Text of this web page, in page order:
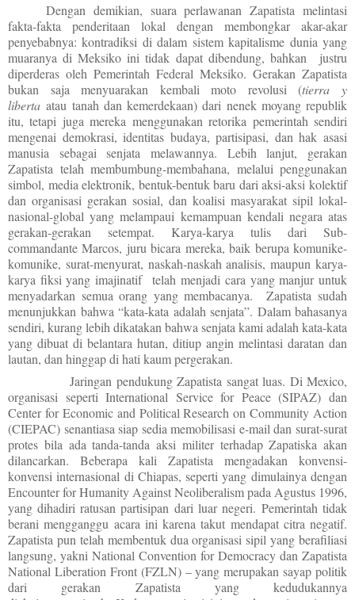
Dengan demikian, suara perlawanan Zapatista melintasi
fakta-fakta penderitaan lokal dengan membongkar akar-akar
penyebabnya: kontradiksi di dalam sistem kapitalisme dunia yang
muaranya di Meksiko ini tidak dapat dibendung, bahkan justru
diperderas oleh Pemerintah Federal Meksiko. Gerakan Zapatista
bukan saja menyuarakan kembali moto revolusi (tierra y
liberta atau tanah dan kemerdekaan) dari nenek moyang republik
itu, tetapi juga mereka menggunakan retorika pemerintah sendiri
mengenai demokrasi, identitas budaya, partisipasi, dan hak asasi
manusia sebagai senjata melawannya. Lebih lanjut, gerakan
Zapatista telah membumbung-membahana, melalui penggunakan
simbol, media elektronik, bentuk-bentuk baru dari aksi-aksi kolektif
dan organisasi gerakan sosial, dan koalisi masyarakat sipil lokal-
nasional-global yang melampaui kemampuan kendali negara atas
gerakan-gerakan setempat. Karya-karya tulis dari Sub-
commandante Marcos, juru bicara mereka, baik berupa komunike-
komunike, surat-menyurat, naskah-naskah analisis, maupun karya-
karya fiksi yang imajinatif telah menjadi cara yang manjur untuk
menyadarkan semua orang yang membacanya. Zapatista sudah
menunjukkan bahwa “kata-kata adalah senjata”. Dalam bahasanya
sendiri, kurang lebih dikatakan bahwa senjata kami adalah kata-kata
yang dibuat di belantara hutan, ditiup angin melintasi daratan dan
lautan, dan hinggap di hati kaum pergerakan.
Jaringan pendukung Zapatista sangat luas. Di Mexico,
organisasi seperti International Service for Peace (SIPAZ) dan
Center for Economic and Political Research on Community Action
(CIEPAC) senantiasa siap sedia memobilisasi e-mail dan surat-surat
protes bila ada tanda-tanda aksi militer terhadap Zapatiska akan
dilancarkan. Beberapa kali Zapatista mengadakan konvensi-
konvensi internasional di Chiapas, seperti yang dimulainya dengan
Encounter for Humanity Against Neoliberalism pada Agustus 1996,
yang dihadiri ratusan partisipan dari luar negeri. Pemerintah tidak
berani mengganggu acara ini karena takut mendapat citra negatif.
Zapatista pun telah membentuk dua organisasi sipil yang berafiliasi
langsung, yakni National Convention for Democracy dan Zapatista
National Liberation Front (FZLN) – yang merupakan sayap politik
dari gerakan Zapatista yang kedudukannya